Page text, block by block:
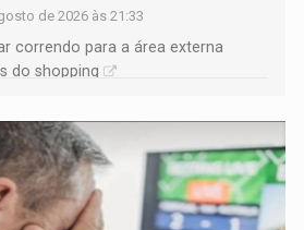
de 2026 às 21:33
correndo para a área externa
do shopping